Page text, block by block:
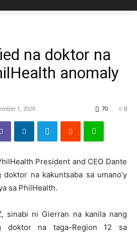
na doktor na
anomaly
1, 2020 0
70
President and CEO Dante
na kakuntsaba sa umano’y
sa PhilHealth.
sinabi ni Gierran na kanila nang
doktor na taga-Region 12 sa